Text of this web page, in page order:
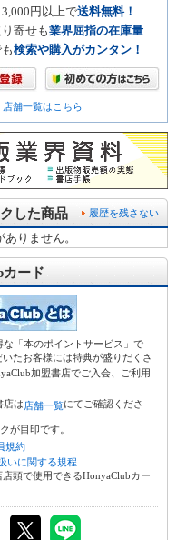
円以上で送料無料！
寄せも業界屈指の在庫量
検索や購入がカンタン！
店舗一覧はこちら
履歴を残さない
した商品
りません。
ード
な「本のポイントサービス」で
たお客様には特典が盛りだくさ
加盟書店でご入会、ご利用
店は店舗一覧にてご確認くださ
が目印です。
規約
いに関する規程
頭で使用できるHonyaClubカー